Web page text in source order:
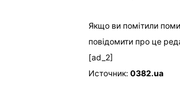
Якщо ви помітили
повідомити про це
[ad_2]
Источник: 0382.ua